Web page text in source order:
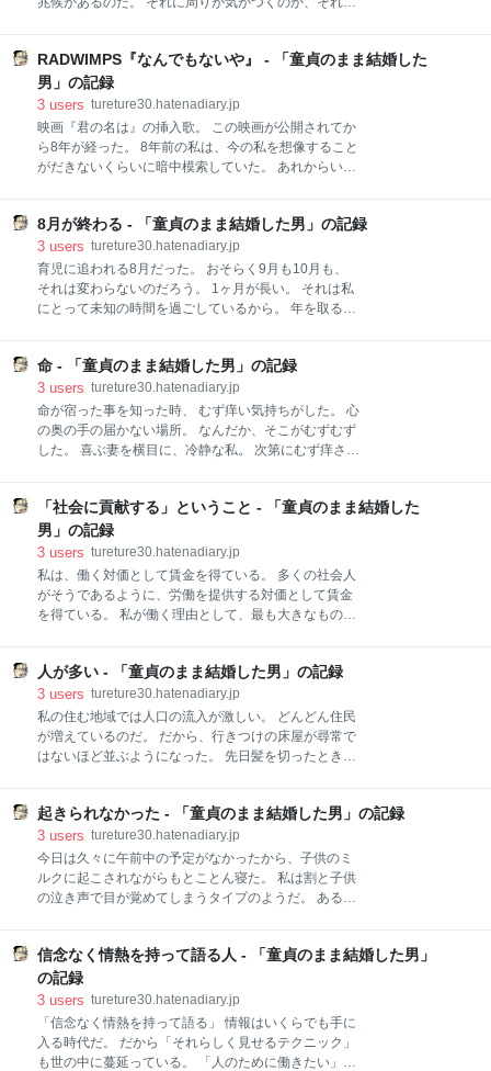
こちらの損失の方がはるかに大きい。 パーソナリティ
の肥大化した時代。 みんな我慢ばかりと向き合って自
分の時間を確保する時間が格段に増えた。 どこにいて
も画面ばか
船を離したように、フワッとフェードアウトしてしま
った。 職場に体は出しているが、どうも気持ちが上の
空なのだ。やる気が感じられない。 昨年くらいは、あ
れだけ気持ちを傾けていたのに、まるで別人のように
変わってしまった。 人生、山あり谷あり。 考え方が変
わってしまうこともあるだろう。 しかし、体は変わら
ポンスしかない。 コミュニケーションコストが高いか
ら、仕事に影響がないとは言い難い。 精神的、肉体的
に疾患があるわけではないようだ。ただやる気がなく
なってしま
RADWIMPS『なんでもないや』 - 「童貞のまま結婚した
男」の記録
3 users tureture30.hatenadiary.jp
映画『君の名は』の挿入歌。 この映画が公開されてか
ら8年が経った。 8年前の私は、今の私を想像すること
がだきないくらいに暗中模索していた。 あれからいく
マー 誰もが人生を駆け上がって生きている。 そして、
それを遡ることはできないのだ。 積み重ねてきた時の
積み重ね。 「もしもあの時に別の選択肢を選んでいた
ならば…」 そんなことを考えたところで、パラレルワ
ールドに紛れ込むことはできない。 今の私は、今の私
8月が終わる - 「童貞のまま結婚した男」の記録
3 users tureture30.hatenadiary.jp
育児に追われる8月だった。 おそらく9月も10月も、
それは変わらないのだろう。 1ヶ月が長い。 それは私
にとって未知の時間を過ごしているから。 年を取るに
なくなるからだ。 裏を返せば、目新しい経験ばかりを
していれば、年を取ってからも時間は長く感じるの
だ。 今の私はその「目新しさ」の渦中にある。 毎日夜
中に起こされる生活の大変さ、 ベビーカーを押して電
車に乗ることの大変さ、 いつ泣き出すのかわからな
っている最中だ。 まだこの大変さを「当たり前」だと
思えるほどの域には達していない。 人は環境を自分の
ものにすることで、生存競争を勝ち抜いてきた。 おそ
らく私もこの生活に順応することができるはずだ。 生
命 - 「童貞のまま結婚した男」の記録
3 users tureture30.hatenadiary.jp
命が宿った事を知った時、 むず痒い気持ちがした。 心
の奥の手の届かない場所。 なんだか、そこがむずむず
した。 喜ぶ妻を横目に、冷静な私。 次第にむず痒さが
なる妻のお腹を触ると、 ポン、と蹴り返す振動が私の
手に広がる。 確かに、ここにいるのだな。 手に残る感
触を愛おしく思う。 振動一つを愛おしく思うだなん
て、 こんな感情は初めてだった。 早く産まれたくて仕
方がない。 そう急かすように、 お腹を蹴る回数は増え
ていく。 その振動は「希望そのものだった」 初めて顔
った。 顔をくしゃくしゃにして泣く。 その姿は、この
世に生まれてきた喜びを、 全身で表しているように見
えた。 生まれ変わるような経験
「社会に貢献する」ということ - 「童貞のまま結婚した
男」の記録
3 users tureture30.hatenadiary.jp
私は、働く対価として賃金を得ている。 多くの社会人
がそうであるように、労働を提供する対価として賃金
を得ている。 私が働く理由として、最も大きなものは
貢献のため」 その辺りがすぐに思い浮かぶ理由だ。
「自己実現」は動機としてわかりやすい。 働く中で得
られる知識や経験を糧として、自身の成長を実感した
り、目標としている数値を達成することで達成感を得
ること。 かたや、「社会貢献」はわかりにくい。 果た
になる。 社会に貢献している実感があれば、自分が
「社会」というコミュニティに存在しても良いという
理由になる。 言わば、居場所を確保することができる
のだ。 その点からすると、社会貢献の動機を突き詰め
ると、結局
人が多い - 「童貞のまま結婚した男」の記録
3 users tureture30.hatenadiary.jp
私の住む地域では人口の流入が激しい。 どんどん住民
が増えているのだ。 だから、行きつけの床屋が尋常で
はないほど並ぶようになった。 先日髪を切ったとき
しい私にとって、この1時間は大きい。 そうなってく
ると、1000円カットにするか、予約制のところにする
かと考えてしまう。 商売をやるには良いのかもしれな
いが、人口が増えたところで、元々住んでいた住民に
とって良いことはあまりない。 むしろ生活が不便にな
いうわけでもない。 本当に少子化が進んでいるのだろ
うかと思う。 私の周りでは人がどんどん増えている
し、保育園も第一希望にはなかなか入れないと聞く。
既婚率も高い。 一応、都市部と言えるギリギリのとこ
ろに住
起きられなかった - 「童貞のまま結婚した男」の記録
3 users tureture30.hatenadiary.jp
今日は久々に午前中の予定がなかったから、子供のミ
ルクに起こされながらもとことん寝た。 私は割と子供
の泣き声で目が覚めてしまうタイプのようだ。 ある人
り、そこで不満が募るようだ。 しかし、私は目が覚め
てしまう。 なんなら妻よりも敏感に目が覚める。 その
点では妻からしたら、私はありがたい父親なのかもし
れない。 最近は母乳よりもミルクを優先するようにな
った。 夜中に私は、さっさとミルクを作って子供に飲
ませる。 毎晩一度か二度はそれを行うことが習慣とな
信念なく情熱を持って語る人 - 「童貞のまま結婚した男」
の記録
3 users tureture30.hatenadiary.jp
「信念なく情熱を持って語る」 情報はいくらでも手に
入る時代だ。 だから「それらしく見せるテクニック」
も世の中に蔓延っている。 「人のために働きたい」だ